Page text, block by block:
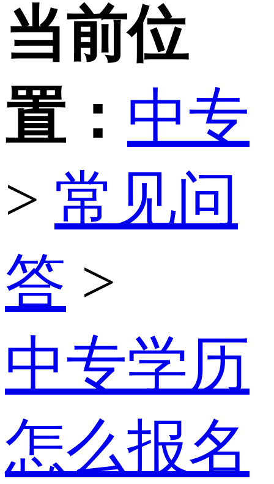
当前位
置： 中专
> 常见问
答 >
中专学历
怎么报名